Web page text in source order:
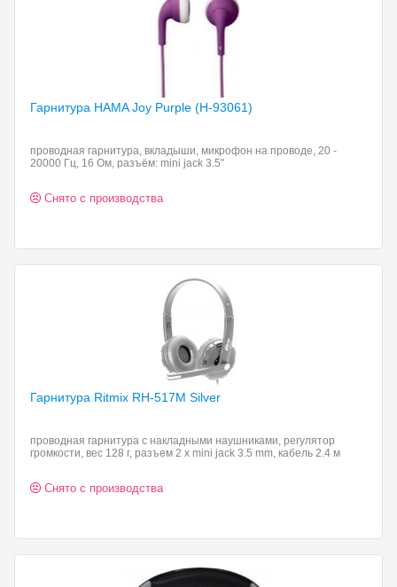
Гарнитура HAMA Joy Purple (H-93061)
проводная гарнитура, вкладыши, микрофон на проводе, 20 -
20000 Гц, 16 Ом, разъём: mini jack 3.5"
Снято с производства
Гарнитура Ritmix RH-517M Silver
проводная гарнитура с накладными наушниками, регулятор
громкости, вес 128 г, разъем 2 x mini jack 3.5 mm, кабель 2.4 м
Снято с производства